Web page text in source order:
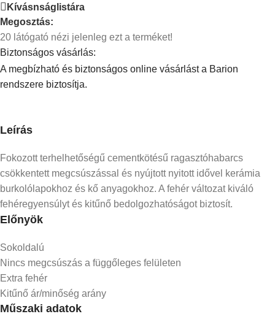
Kívásnságlistára
Megosztás:
20 látógató nézi jelenleg ezt a terméket!
Biztonságos vásárlás:
A megbízható és biztonságos online vásárlást a Barion
rendszere biztosítja.
Leírás
Fokozott terhelhetőségű cementkötésű ragasztóhabarcs
csökkentett megcsúszással és nyújtott nyitott idővel kerámia
burkolólapokhoz és kő anyagokhoz. A fehér változat kiváló
fehéregyensúlyt és kitűnő bedolgozhatóságot biztosít.
Előnyök
Sokoldalú
Nincs megcsúszás a függőleges felületen
Extra fehér
Kitűnő ár/minőség arány
Műszaki adatok